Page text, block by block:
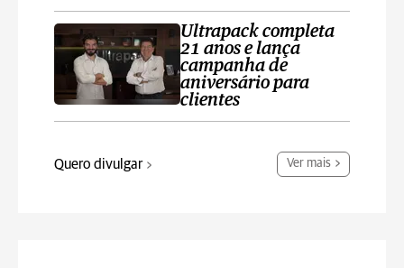
Ultrapack completa
21 anos e lança
campanha de
aniversário para
clientes
Quero divulgar Ver mais